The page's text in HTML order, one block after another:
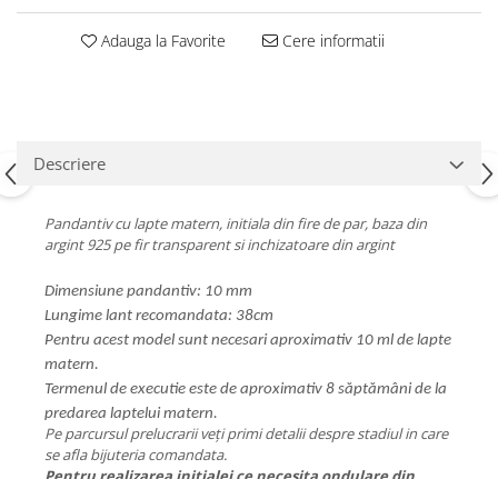
Adauga la Favorite Cere informatii
Descriere
Pandantiv cu lapte matern, initiala din fire de par, baza din
argint 925 pe fir transparent si inchizatoare din argint
Dimensiune pandantiv: 10 mm
Lungime lant recomandata: 38cm
Pentru acest model sunt necesari aproximativ 10 ml de lapte
matern.
Termenul de executie este de aproximativ 8 săptămâni de la
predarea laptelui matern.
Pe parcursul prelucrarii veți primi detalii despre stadiul in care
se afla bijuteria comandata.